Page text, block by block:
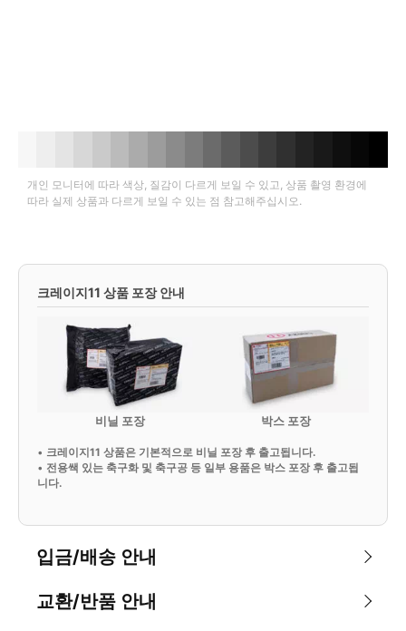
개인 모니터에 따라 색상, 질감이 다르게 보일 수 있고, 상품 촬영 환경에
따라 실제 상품과 다르게 보일 수 있는 점 참고해주십시오.
크레이지11 상품 포장 안내
비닐 포장 박스 포장
• 크레이지11 상품은 기본적으로 비닐 포장 후 출고됩니다.
• 전용쌕 있는 축구화 및 축구공 등 일부 용품은 박스 포장 후 출고됩
니다.
입금/배송 안내
교환/반품 안내